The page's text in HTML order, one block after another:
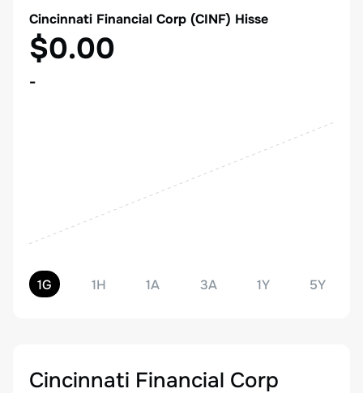
Cincinnati Financial Corp (CINF) Hisse
$0.00
-
1G 1H 1A 3A 1Y 5Y
Cincinnati Financial Corp